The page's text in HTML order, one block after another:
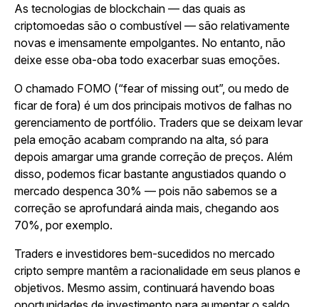
As tecnologias de blockchain — das quais as
criptomoedas são o combustível — são relativamente
novas e imensamente empolgantes. No entanto, não
deixe esse oba-oba todo exacerbar suas emoções.
O chamado FOMO (“fear of missing out”, ou medo de
ficar de fora) é um dos principais motivos de falhas no
gerenciamento de portfólio. Traders que se deixam levar
pela emoção acabam comprando na alta, só para
depois amargar uma grande correção de preços. Além
disso, podemos ficar bastante angustiados quando o
mercado despenca 30% — pois não sabemos se a
correção se aprofundará ainda mais, chegando aos
70%, por exemplo.
Traders e investidores bem-sucedidos no mercado
cripto sempre mantêm a racionalidade em seus planos e
objetivos. Mesmo assim, continuará havendo boas